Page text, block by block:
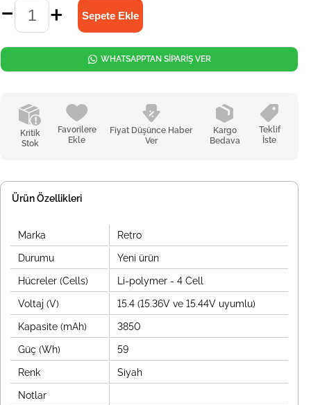
Kritik
Stok
Favorilere
Ekle
Fiyat Düşünce Haber
Ver
Kargo
Bedava
Teklif
İste
WHATSAPPTAN SİPARİŞ VER
Ürün Özellikleri
Marka Retro
Durumu Yeni ürün
Hücreler (Cells) Li-polymer - 4 Cell
Voltaj (V) 15.4 (15.36V ve 15.44V uyumlu)
Kapasite (mAh) 3850
Güç (Wh) 59
Renk Siyah
Notlar